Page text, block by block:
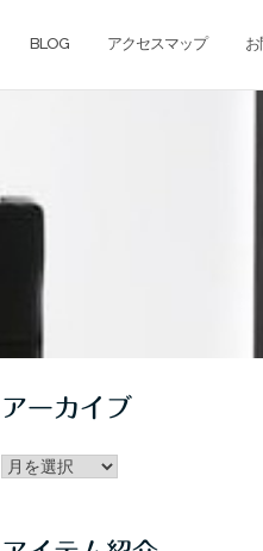
BLOG アクセスマップ
アーカイブ
アー